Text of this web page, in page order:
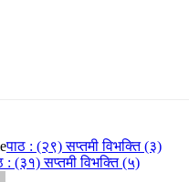
पाठ : (२९) सप्तमी विभक्ति (३)
: (३१) सप्तमी विभक्ति (५)